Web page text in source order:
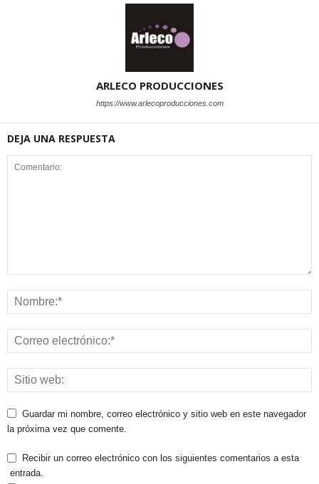
ARLECO PRODUCCIONES
https://www.arlecoproducciones.com
DEJA UNA RESPUESTA
Guardar mi nombre, correo electrónico y sitio web en este navegador
la próxima vez que comente.
Recibir un correo electrónico con los siguientes comentarios a esta
entrada.